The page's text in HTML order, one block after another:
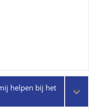
helpen bij het